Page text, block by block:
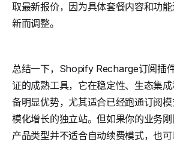
取最新报价，因为具体套餐内容和功
新而调整。
总结一下，Shopify Recharge订阅插
证的成熟工具，它在稳定性、生态集
备明显优势，尤其适合已经跑通订阅
模化增长的独立站。但如果你的业务
产品类型并不适合自动续费模式，也